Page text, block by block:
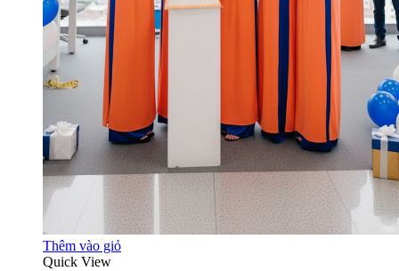
Thêm vào giỏ
Quick View